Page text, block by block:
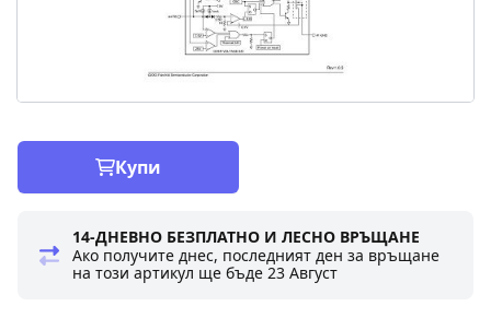
Купи
14-ДНЕВНО БЕЗПЛАТНО И ЛЕСНО ВРЪЩАНЕ
Ако получите днес, последният ден за връщане
на този артикул ще бъде23 Август